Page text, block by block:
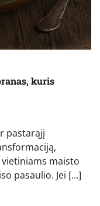
kuris
pastarąjį
maisto
pasaulio. Jei […]